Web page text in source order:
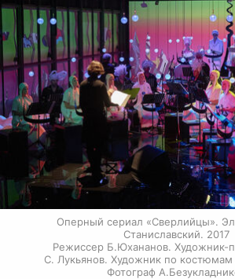
Оперный сериал «Сверлийцы».
Станиславский. 2017
Режиссер Б.Юхананов. Художник-
С. Лукьянов. Художник по
Фотограф